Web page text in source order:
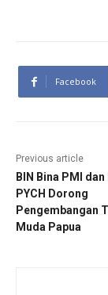
Facebook
Previous article
BIN Bina PMI dan
PYCH Dorong
Pengembangan
Muda Papua